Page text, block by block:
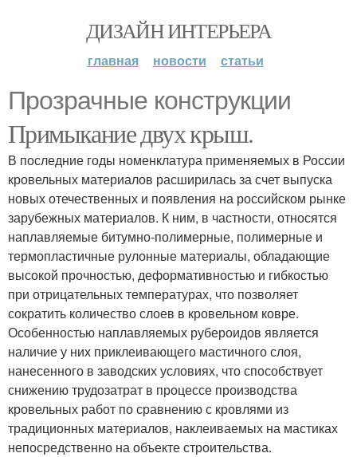
ДИЗАЙН ИНТЕРЬЕРА
главная новости статьи
Прозрачные конструкции
Примыкание двух крыш.
В последние годы номенклатура применяемых в России
кровельных материалов расширилась за счет выпуска
новых отечественных и появления на российском рынке
зарубежных материалов. К ним, в частности, относятся
наплавляемые битумно-полимерные, полимерные и
термопластичные рулонные материалы, обладающие
высокой прочностью, деформативностью и гибкостью
при отрицательных температурах, что позволяет
сократить количество слоев в кровельном ковре.
Особенностью наплавляемых рубероидов является
наличие у них приклеивающего мастичного слоя,
нанесенного в заводских условиях, что способствует
снижению трудозатрат в процессе производства
кровельных работ по сравнению с кровлями из
традиционных материалов, наклеиваемых на мастиках
непосредственно на объекте строительства.